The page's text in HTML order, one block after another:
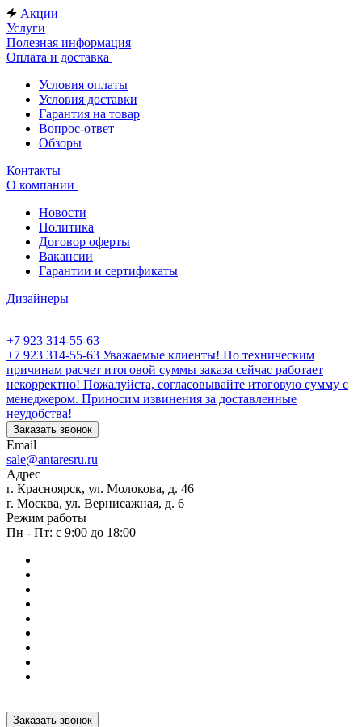
Акции
Услуги
Полезная информация
Оплата и доставка
Условия оплаты
Условия доставки
Гарантия на товар
Вопрос-ответ
Обзоры
Контакты
О компании
Новости
Политика
Договор оферты
Вакансии
Гарантии и сертификаты
Дизайнеры
+7 923 314-55-63
+7 923 314-55-63 Уважаемые клиенты! По техническим
причинам расчет итоговой суммы заказа сейчас работает
некорректно! Пожалуйста, согласовывайте итоговую сумму с
менеджером. Приносим извинения за доставленные
неудобства!
Заказать звонок
Email
sale@antaresru.ru
Адрес
г. Красноярск, ул. Молокова, д. 46
г. Москва, ул. Вернисажная, д. 6
Режим работы
Пн - Пт: с 9:00 до 18:00
Заказать звонок